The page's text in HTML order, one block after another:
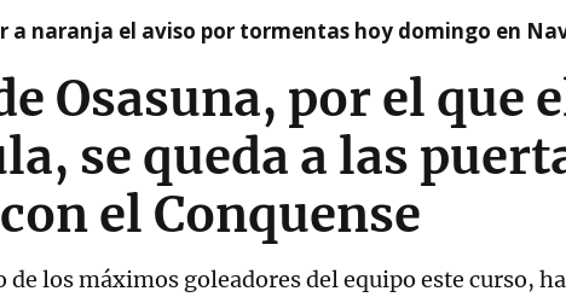
a naranja el aviso por tormentas hoy domingo en
Osasuna, por el que
se queda a las
el Conquense
los máximos goleadores del equipo este curso,